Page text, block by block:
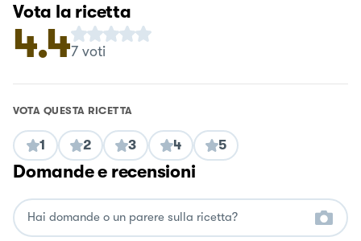
Vota la ricetta
4.47voti
VOTA QUESTA RICETTA
1 2 3 4 5
Domande e recensioni